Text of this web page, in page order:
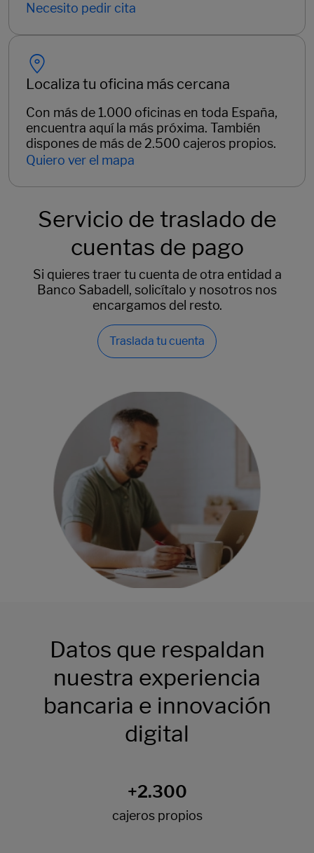
Necesito pedir cita
Localiza tu oficina más cercana
Con más de 1.000 oficinas en toda España,
encuentra aquí la más próxima. También
dispones de más de 2.500 cajeros propios.
Quiero ver el mapa
Servicio de traslado de
cuentas de pago
Si quieres traer tu cuenta de otra entidad a
Banco Sabadell, solicítalo y nosotros nos
encargamos del resto.
Traslada tu cuenta
Datos que respaldan
nuestra experiencia
bancaria e innovación
digital